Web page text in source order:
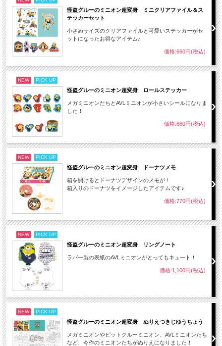
怪盗グルーのミニオン超変身 ミニクリアファイル＆ス
テッカーセット
小さめサイズのクリアファイルと可愛いステッカーがセ
ットになったお得なアイテム♪
価格:660円(税込)
NEW PICK UP
怪盗グルーのミニオン超変身 ロールステッカー
メガミニオンたちとAVLミニオンが小さいシールになりま
した！
価格:660円(税込)
NEW PICK UP
怪盗グルーのミニオン超変身 ドーナツメモ
箱を開けるとドーナツデザインのメモが！
箱入りのドーナツをイメージしたアイテムです♪
価格:770円(税込)
NEW PICK UP
怪盗グルーのミニオン超変身 リングノート
ラバー製の表紙のAVLミニオンがとってもキュート！
価格:1,100円(税込)
NEW PICK UP
怪盗グルーのミニオン超変身 ぬりえつきじゆうちょう
メガミニオンやピットクルーミニオン、AVLミニオンたち
など、今作のミニオンたちがぬりえになりました！